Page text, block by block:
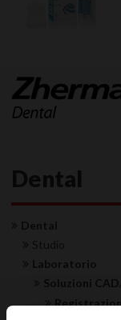
Dental
Dental
Studio
Laboratorio
Soluzioni